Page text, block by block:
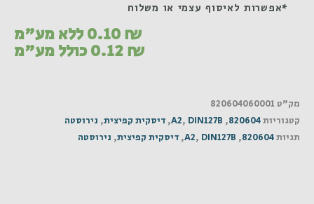
*אפשרות לאיסוף עצמי או משלוח
0.10₪ ללא מע"מ
0.12₪ כולל מע"מ
מק"ט 820604060001
קטגוריות820604
,
A2, DIN127B
, דיסקית קפיצית, נירוסטה
תגיות820604
,
A2, DIN127B
, דיסקית קפיצית, נירוסטה